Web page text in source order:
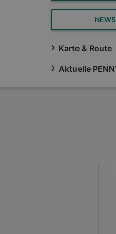
Karte & Route
Aktuelle